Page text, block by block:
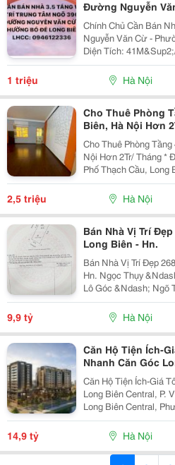
Đường Nguyễn
Long Biên
Chính Chủ Cần Bán
Nguyễn Văn Cừ -
Diện Tích:
Xây Dựng Kiên Cố,
Thuê Thu Nhập Ổn
1 triệu Hà Nội
Cho Thuê Phòng
Biên, Hà Nội Hơn
Cho Thuê Phòng
Nội Hơn 2Tr/ Tháng *
Phố Thạch Cầu, Long
Công 6M2 - Nhà
Giờ Giấc Tự Do - Nhà
2,5 triệu Hà Nội
Bán Nhà Vị Trí
Long Biên - Hn.
Bán Nhà Vị Trí Đẹp
Hn. Ngọc Thụy
Lô Góc &Ndash; Ngõ
&Ndash; Bay Nhanh Vị Trí Cực Đẹp Trung Tâm Ngọc
Thụy, Ngay Cạnh
Thoáng...
9,9 tỷ Hà Nội
Căn Hộ Tiện Ích-
Nhanh Căn Góc
Hưng, Long Biên,
Căn Hộ Tiện Ích-Giá
Long Biên Central, P.
Long Biên Central,
Hà Nội (Phường
103M2 Giá Bán:
14,9 tỷ Hà Nội